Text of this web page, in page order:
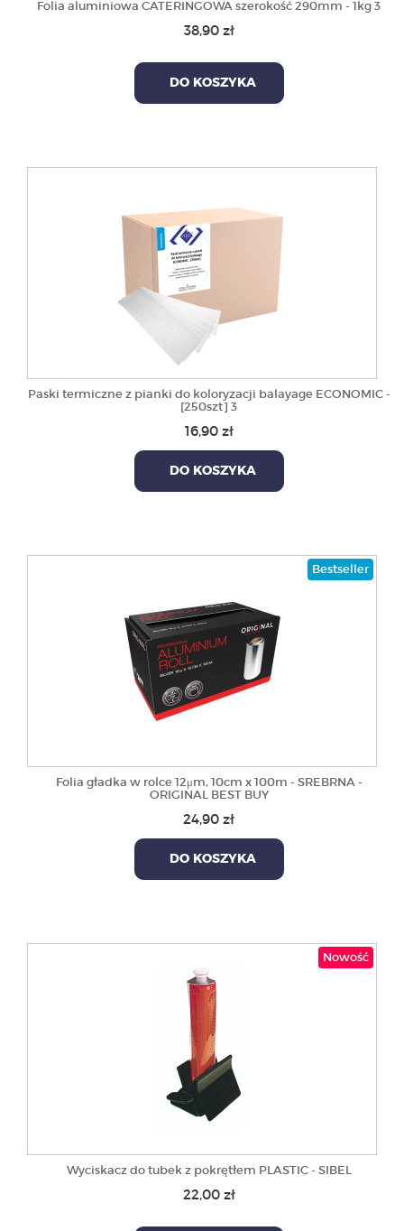
Folia aluminiowa CATERINGOWA szerokość 290mm - 1kg 3
38,90 zł
DO KOSZYKA
Paski termiczne z pianki do koloryzacji balayage ECONOMIC -
[250szt] 3
16,90 zł
DO KOSZYKA
Bestseller
Folia gładka w rolce 12μm, 10cm x 100m - SREBRNA -
ORIGINAL BEST BUY
24,90 zł
DO KOSZYKA
Nowość
Wyciskacz do tubek z pokrętłem PLASTIC - SIBEL
22,00 zł